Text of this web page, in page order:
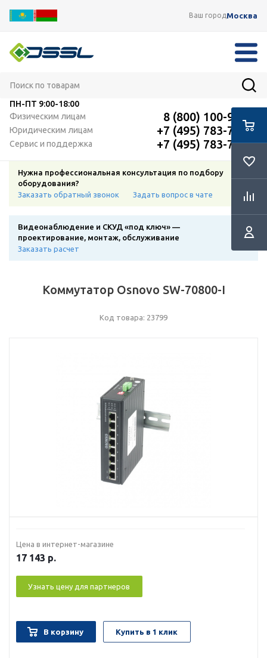
Ваш городМосква
ПН-ПТ 9:00-18:00
Физическим лицам
8 (800) 100-91-12
Юридическим лицам +7 (495) 783-72-87
Сервис и поддержка +7 (495) 783-72-87
Нужна профессиональная консультация по подбору
оборудования?
Заказать обратный звонок
Задать вопрос в чате
Видеонаблюдение и СКУД «под ключ» —
проектирование, монтаж, обслуживание
Заказать расчет
Коммутатор Osnovo SW-70800-I
Код товара: 23799
Цена в интернет-магазине
17 143 р.
Узнать цену для партнеров
В корзину Купить в 1 клик